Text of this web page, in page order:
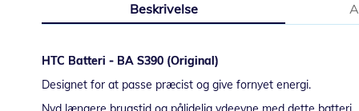
af
Beskrivelse
HTC Batteri - BA S390 (Original)
Designet for at passe præcist og give fornyet energi.